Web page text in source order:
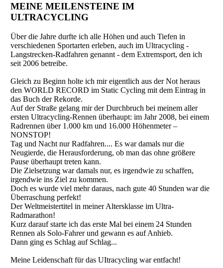
MEINE MEILENSTEINE IM
ULTRACYCLING
Über die Jahre durfte ich alle Höhen und auch Tiefen in
verschiedenen Sportarten erleben, auch im Ultracycling -
Langstrecken-Radfahren genannt - dem Extremsport, den ich
seit 2006 betreibe.
Gleich zu Beginn holte ich mir eigentlich aus der Not heraus
den WORLD RECORD im Static Cycling mit dem Eintrag in
das Buch der Rekorde.
Auf der Straße gelang mir der Durchbruch bei meinem aller
ersten Ultracycling-Rennen überhaupt: im Jahr 2008, bei einem
Radrennen über 1.000 km und 16.000 Höhenmeter –
NONSTOP!
Tag und Nacht nur Radfahren.... Es war damals nur die
Neugierde, die Herausforderung, ob man das ohne größere
Pause überhaupt treten kann.
Die Zielsetzung war damals nur, es irgendwie zu schaffen,
irgendwie ins Ziel zu kommen.
Doch es wurde viel mehr daraus, nach gute 40 Stunden war die
Überraschung perfekt!
Der Weltmeistertitel in meiner Altersklasse im Ultra-
Radmarathon!
Kurz darauf starte ich das erste Mal bei einem 24 Stunden
Rennen als Solo-Fahrer und gewann es auf Anhieb.
Dann ging es Schlag auf Schlag...
Meine Leidenschaft für das UItracycling war entfacht!